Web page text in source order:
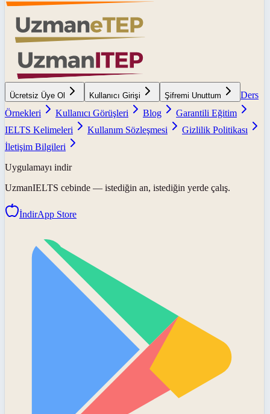
Ücretsiz Üye Ol Kullanıcı Girişi Şifremi Unuttum
Ders
Örnekleri
Kullanıcı Görüşleri Blog
Garantili Eğitim
IELTS Kelimeleri
Kullanım Sözleşmesi
Gizlilik Politikası
İletişim Bilgileri
Uygulamayı indir
UzmanIELTS cebinde — istediğin an, istediğin yerde çalış.
İndirApp Store